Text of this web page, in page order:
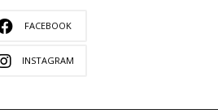
FACEBOOK
INSTAGRAM